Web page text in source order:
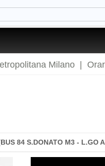
Milano
84 S.DONATO M3 - L.GO